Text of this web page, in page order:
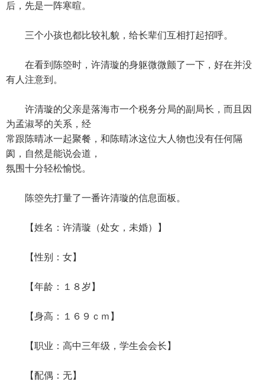
后，先是一阵寒暄。
三个小孩也都比较礼貌，给长辈们互相打起招呼。
在看到陈箜时，许清璇的身躯微微颤了一下，好在并没
有人注意到。
许清璇的父亲是落海市一个税务分局的副局长，而且因
为孟淑琴的关系，经
常跟陈晴冰一起聚餐，和陈晴冰这位大人物也没有任何隔
阂，自然是能说会道，
氛围十分轻松愉悦。
陈箜先打量了一番许清璇的信息面板。
【姓名：许清璇（处女，未婚）】
【性别：女】
【年龄：１８岁】
【身高：１６９ｃｍ】
【职业：高中三年级，学生会会长】
【配偶：无】